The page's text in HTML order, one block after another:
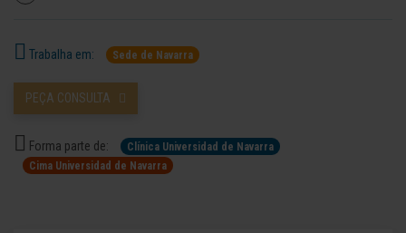
Trabalha em: Sede de Navarra
PEÇA CONSULTA
Forma parte de:
Clínica Universidad de Navarra
Cima Universidad de Navarra